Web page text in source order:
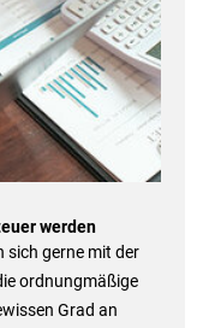
werden
sich gerne mit der
ordnungmäßige
Grad an